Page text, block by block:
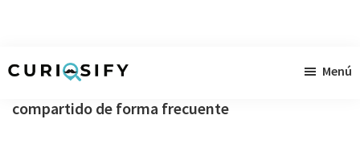
contenido
pie
singulares
Menú
compartido de forma frecuente